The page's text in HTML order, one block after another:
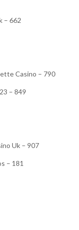
– 662
Casino – 790
– 849
Uk – 907
– 181